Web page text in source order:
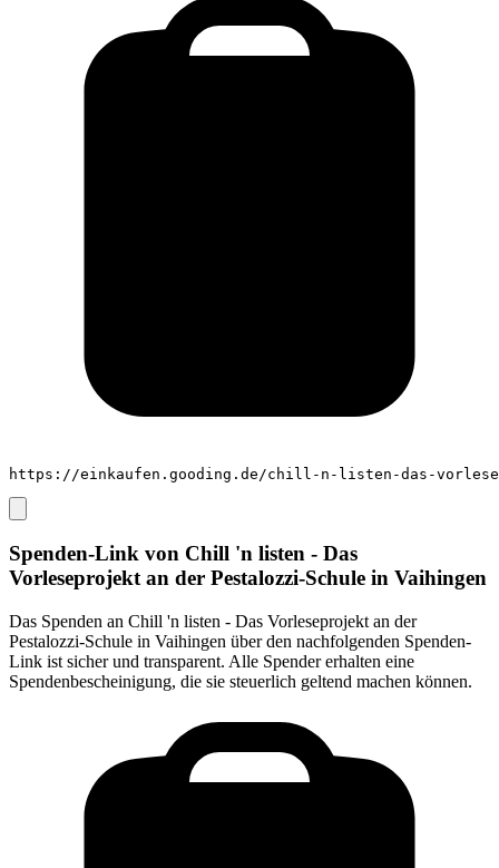
https://einkaufen.gooding.de/chill-n-listen-das-
Spenden-Link von Chill 'n listen - Das
Vorleseprojekt an der Pestalozzi-Schule in Vaihingen
Das Spenden an Chill 'n listen - Das Vorleseprojekt an der
Pestalozzi-Schule in Vaihingen über den nachfolgenden Spenden-
Link ist sicher und transparent. Alle Spender erhalten eine
Spendenbescheinigung, die sie steuerlich geltend machen können.